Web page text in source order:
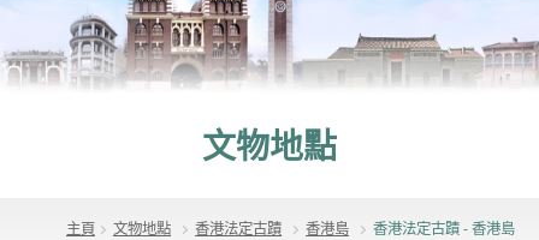
文物地點
主頁 文物地點 香港法定古蹟 香港島 香港法定古蹟 - 香港島